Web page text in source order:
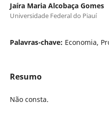
Jaíra Maria Alcobaça Gomes
Universidade Federal do Piauí
Palavras-chave: Economia,
Resumo
Não consta.